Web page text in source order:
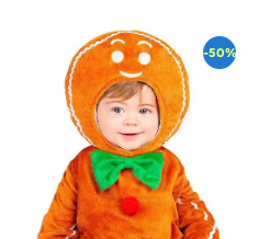
-50%